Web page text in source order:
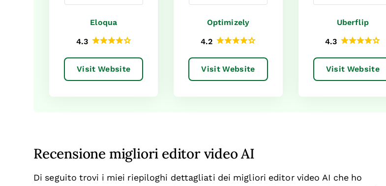
Eloqua
4.3
Visit Website
Optimizely
4.2
Visit Website
Uberflip
4.3
Visit Website
Recensione migliori editor video AI
Di seguito trovi i miei riepiloghi dettagliati dei migliori editor video AI che ho